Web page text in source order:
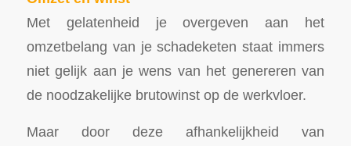
Met gelatenheid je overgeven aan het
omzetbelang van je schadeketen staat immers
niet gelijk aan je wens van het genereren van
de noodzakelijke brutowinst op de werkvloer.
Maar door deze afhankelijkheid van